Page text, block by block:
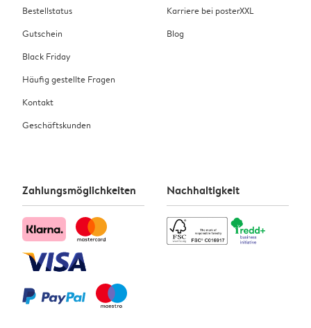
Bestellstatus
Gutschein
Black Friday
Häufig gestellte Fragen
Kontakt
Geschäftskunden
Karriere bei posterXXL
Blog
Zahlungsmöglichkeiten Nachhaltigkeit